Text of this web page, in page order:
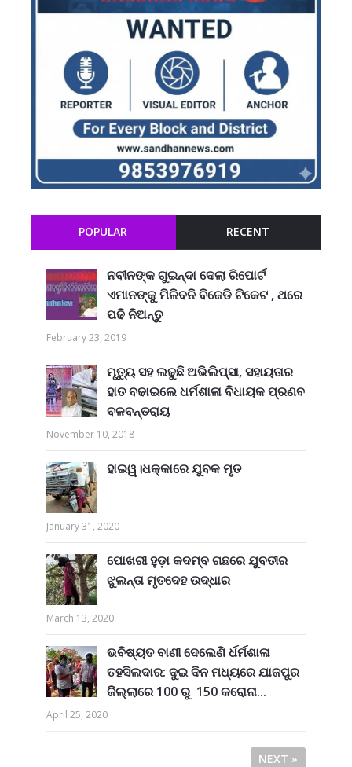
POPULAR RECENT
ନବୀନଙ୍କ ଗୁଇନ୍ଦା ଦେଲା ରିପୋର୍ଟ
ଏମାନଙ୍କୁ ମିଳିବନି ବିଜେଡି ଟିକେଟ , ଥରେ
ପଢି ନିଅନ୍ତୁ
February 23, 2019
ମୃତ୍ୟୁ ସହ ଲଢୁଛି ଅଭିଲିପ୍ସା, ସହାୟତାର
ହାତ ବଢାଇଲେ ଧର୍ମଶାଳା ବିଧାୟକ ପ୍ରଣବ
ବଳବନ୍ତରାୟ
November 10, 2018
ହାଇୱ।ଧକ୍କାରେ ଯୁବକ ମୃତ
January 31, 2020
ପୋଖରୀ ହୁଡ଼ା କଦମ୍ବ ଗଛରେ ଯୁବତୀର
ଝୁଲନ୍ତା ମୃତଦେହ ଉଦ୍ଧାର
March 13, 2020
ଭବିଷ୍ୟତ ବାଣୀ ଦେଲେଣି ର୍ଧର୍ମଶାଳା
ତହସିଲଦାର: ଦୁଇ ଦିନ ମଧ୍ୟରେ ଯାଜପୁର
ଜିଲ୍ଲାରେ 100 ରୁ 150 କରୋନା...
April 25, 2020
NEXT »